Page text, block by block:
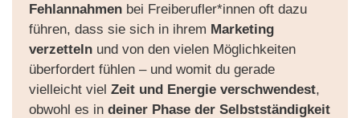
Fehlannahmen bei Freiberufler*innen oft dazu
führen, dass sie sich in ihrem Marketing
verzetteln und von den vielen Möglichkeiten
überfordert fühlen – und womit du gerade
vielleicht vielZeit und Energie verschwendest,
obwohl es indeiner Phase der Selbstständigkeit